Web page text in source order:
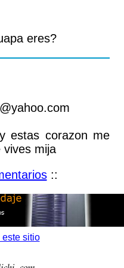
eres?
estas corazon me
vives mija
::
sitio